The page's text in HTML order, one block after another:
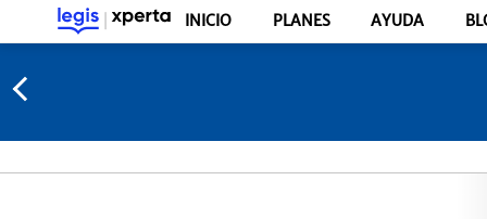
INICIO PLANES AYUDA